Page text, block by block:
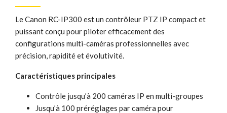
Le Canon RC-IP300 est un contrôleur PTZ IP compact et
puissant conçu pour piloter efficacement des
configurations multi-caméras professionnelles avec
précision, rapidité et évolutivité.
Caractéristiques principales
Contrôle jusqu’à 200 caméras IP en multi-groupes
Jusqu’à 100 préréglages par caméra pour